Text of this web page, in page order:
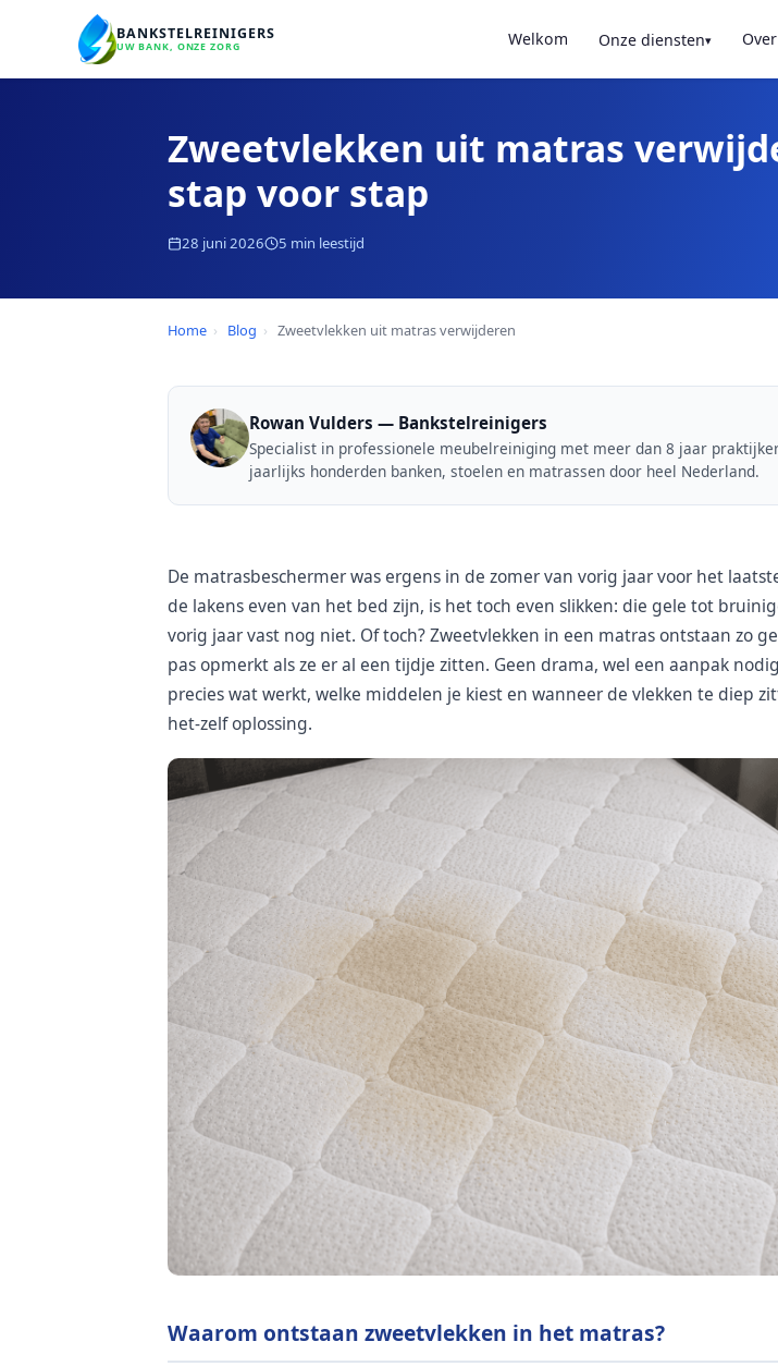
BANKSTELREINIGERS
UW BANK, ONZE ZORG Welkom Onze diensten
Zweetvlekken uit matras
stap voor stap
28 juni 2026 5 min leestijd
Home › Blog › Zweetvlekken uit matras verwijderen
Rowan Vulders — Bankstelreinigers
Specialist in professionele meubelreiniging met meer dan 8 jaar
jaarlijks honderden banken, stoelen en matrassen door heel Nederland.
De matrasbeschermer was ergens in de zomer van vorig jaar voor het
de lakens even van het bed zijn, is het toch even slikken: die gele tot
vorig jaar vast nog niet. Of toch? Zweetvlekken in een matras ontstaan zo
pas opmerkt als ze er al een tijdje zitten. Geen drama, wel een aanpak
precies wat werkt, welke middelen je kiest en wanneer de vlekken te diep
het-zelf oplossing.
Waarom ontstaan zweetvlekken in het matras?